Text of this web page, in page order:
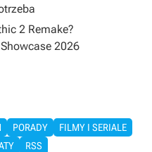
2 Remake?
2026
PORADY
FILMY I SERIALE
RSS